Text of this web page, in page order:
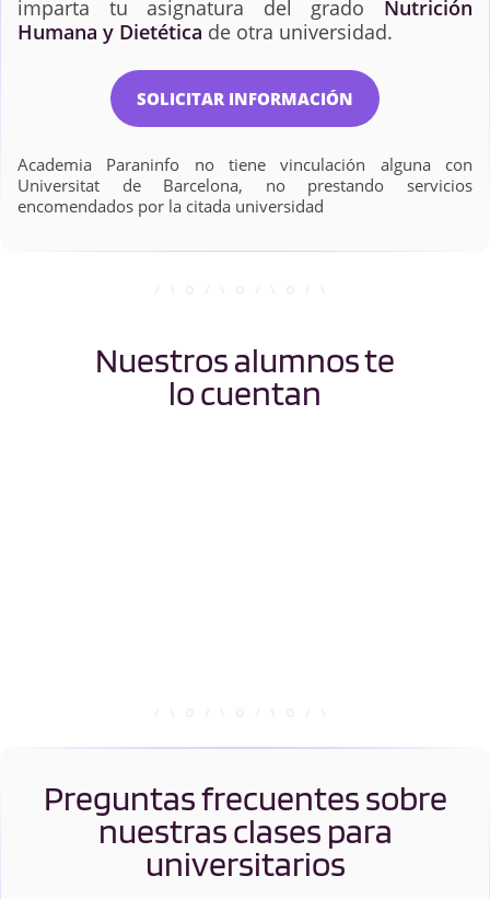
imparta tu asignatura del grado Nutrición
Humana y Dietética de otra universidad.
SOLICITAR INFORMACIÓN
Academia Paraninfo no tiene vinculación alguna con
Universitat de Barcelona, no prestando servicios
encomendados por la citada universidad
Nuestros alumnos te
lo cuentan
Preguntas frecuentes sobre
nuestras clases para
universitarios